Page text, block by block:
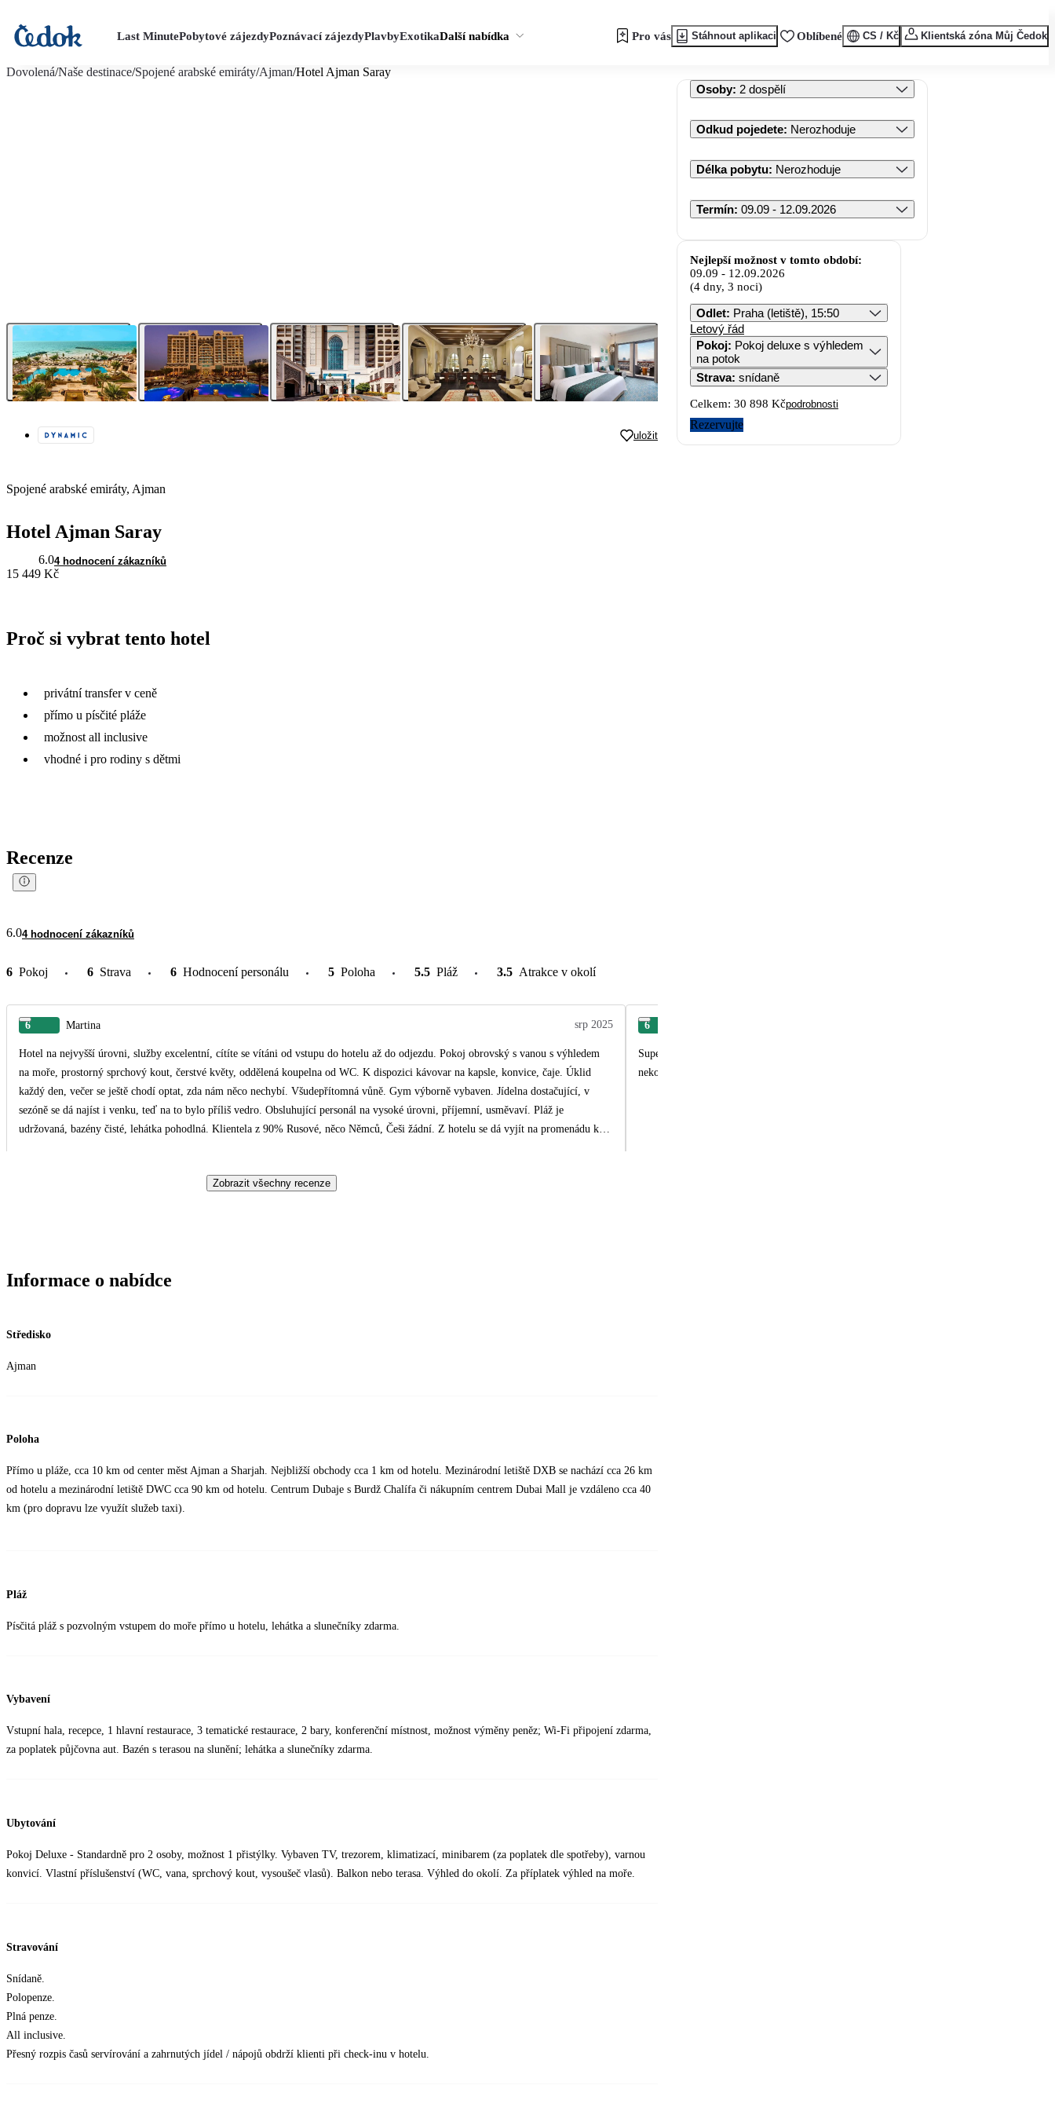
Last MinutePobytové zájezdyPoznávací zájezdyPlavbyExotikaDalší nabídka Pro vás Stáhnout aplikaci Oblíbené CS / Kč Klientská zóna Můj Čedok
Dovolená/Naše destinace/Spojené arabské emiráty/Ajman/Hotel Ajman Saray
uložit
Spojené arabské emiráty, Ajman
Hotel Ajman Saray
6.04 hodnocení zákazníků
15 449 Kč
Proč si vybrat tento hotel
privátní transfer v ceně
přímo u písčité pláže
možnost all inclusive
vhodné i pro rodiny s dětmi
Recenze
6.04 hodnocení zákazníků
6 Pokoj 6 Strava 6 Hodnocení personálu 5 Poloha 5.5 Pláž 3.5 Atrakce v okolí
6 Martina srp 2025
Hotel na nejvyšší úrovni, služby excelentní, cítíte se vítáni od vstupu do hotelu až do odjezdu. Pokoj obrovský s vanou s výhledem
na moře, prostorný sprchový kout, čerstvé květy, oddělená koupelna od WC. K dispozici kávovar na kapsle, konvice, čaje. Úklid
každý den, večer se ještě chodí optat, zda nám něco nechybí. Všudepřítomná vůně. Gym výborně vybaven. Jídelna dostačující, v
sezóně se dá najíst i venku, teď na to bylo příliš vedro. Obsluhující personál na vysoké úrovni, příjemní, usměvaví. Pláž je
udržovaná, bazény čisté, lehátka pohodlná. Klientela z 90% Rusové, něco Němců, Češi žádní. Z hotelu se dá vyjít na promenádu k
vyhodí na terminál a dělej co umíš...jinak let s Emirates úžasný zážitek, to ale víme, že...
6
Super, dobrý termín, skvělé služby hotelu, vynikající pláž, čistota. Delegátka pouze na dálku
nekomunikuje z Prahy. Preferuji setkání na místě, kvůli místní znalosti.
Zobrazit všechny recenze
Informace o nabídce
Středisko
Ajman
Poloha
Přímo u pláže, cca 10 km od center měst Ajman a Sharjah. Nejbližší obchody cca 1 km od hotelu. Mezinárodní letiště DXB se nachází cca 26 km
od hotelu a mezinárodní letiště DWC cca 90 km od hotelu. Centrum Dubaje s Burdž Chalífa či nákupním centrem Dubai Mall je vzdáleno cca 40
km (pro dopravu lze využít služeb taxi).
Pláž
Písčitá pláž s pozvolným vstupem do moře přímo u hotelu, lehátka a slunečníky zdarma.
Vybavení
Vstupní hala, recepce, 1 hlavní restaurace, 3 tematické restaurace, 2 bary, konferenční místnost, možnost výměny peněz; Wi-Fi připojení zdarma,
za poplatek půjčovna aut. Bazén s terasou na slunění; lehátka a slunečníky zdarma.
Ubytování
Pokoj Deluxe - Standardně pro 2 osoby, možnost 1 přistýlky. Vybaven TV, trezorem, klimatizací, minibarem (za poplatek dle spotřeby), varnou
konvicí. Vlastní příslušenství (WC, vana, sprchový kout, vysoušeč vlasů). Balkon nebo terasa. Výhled do okolí. Za příplatek výhled na moře.
Stravování
Snídaně.
Polopenze.
Plná penze.
All inclusive.
Přesný rozpis časů servírování a zahrnutých jídel / nápojů obdrží klienti při check-inu v hotelu.
Osoby: 2 dospělí
Odkud pojedete: Nerozhoduje
Délka pobytu: Nerozhoduje
Termín: 09.09 - 12.09.2026
Nejlepší možnost v tomto období:
09.09 - 12.09.2026
(4 dny, 3 noci)
Odlet: Praha (letiště), 15:50
Letový řád
Pokoj: Pokoj deluxe s výhledem
na potok
Strava: snídaně
Celkem: 30 898 Kčpodrobnosti
Rezervujte